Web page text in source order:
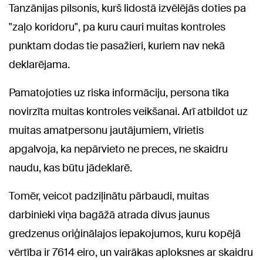
Tanzānijas pilsonis, kurš lidostā izvēlējās doties pa
"zaļo koridoru", pa kuru cauri muitas kontroles
punktam dodas tie pasažieri, kuriem nav nekā
deklarējama.
Pamatojoties uz riska informāciju, persona tika
novirzīta muitas kontroles veikšanai. Arī atbildot uz
muitas amatpersonu jautājumiem, vīrietis
apgalvoja, ka nepārvieto ne preces, ne skaidru
naudu, kas būtu jādeklarē.
Tomēr, veicot padziļinātu pārbaudi, muitas
darbinieki viņa bagāžā atrada divus jaunus
gredzenus oriģinālajos iepakojumos, kuru kopējā
vērtība ir 7614 eiro, un vairākas aploksnes ar skaidru